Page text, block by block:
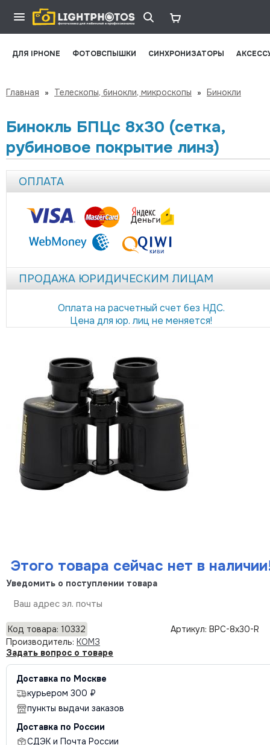
ДЛЯ IPHONE ФОТОВСПЫШКИ СИНХРОНИЗАТОРЫ
Главная » Телескопы, бинокли, микроскопы » Бинокли
Бинокль БПЦс 8x30 (сетка,
рубиновое покрытие линз)
ОПЛАТА
ПРОДАЖА ЮРИДИЧЕСКИМ ЛИЦАМ
Оплата на расчетный счет без НДС.
Цена для юр. лиц не меняется!
Этого товара сейчас нет в
Уведомить о поступлении товара
Код товара: 10332
Артикул: BPC-8x30-R
Производитель: КОМЗ
Задать вопрос о товаре
Доставка по Москве
курьером 300 ₽
пункты выдачи заказов
Доставка по России
СДЭК и Почта России